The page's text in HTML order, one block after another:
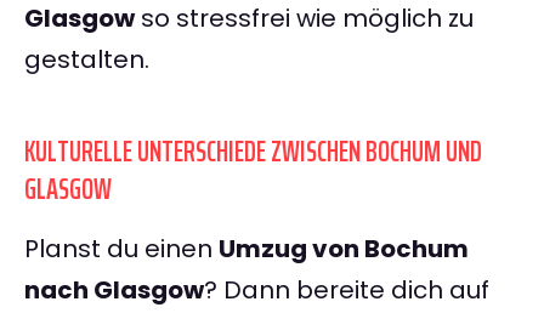
Glasgowso stressfrei wie möglich zu
gestalten.
KULTURELLE UNTERSCHIEDE ZWISCHEN BOCHUM UND
GLASGOW
Planst du einen Umzug von Bochum
nach Glasgow? Dann bereite dich auf